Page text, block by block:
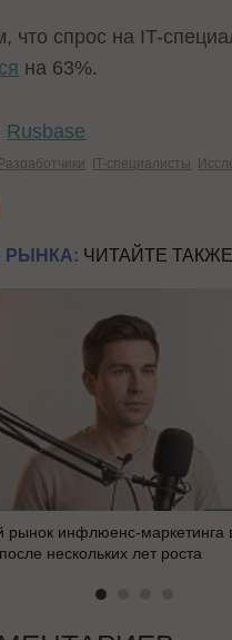
что спрос на IT-
на 63%.
Rusbase
IT-специалисты
РЫНКА: ЧИТАЙТЕ ТАКЖЕ
рынок инфлюенс-
нескольких лет роста